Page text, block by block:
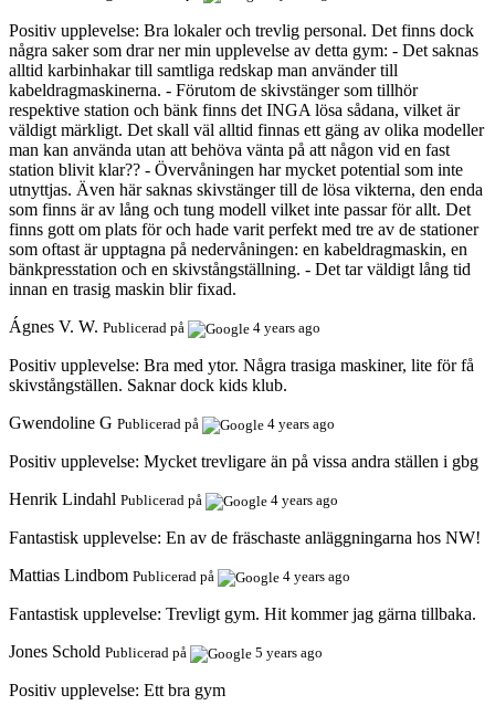
Positiv upplevelse: Bra lokaler och trevlig personal. Det finns dock
några saker som drar ner min upplevelse av detta gym: - Det saknas
alltid karbinhakar till samtliga redskap man använder till
kabeldragmaskinerna. - Förutom de skivstänger som tillhör
respektive station och bänk finns det INGA lösa sådana, vilket är
väldigt märkligt. Det skall väl alltid finnas ett gäng av olika modeller
man kan använda utan att behöva vänta på att någon vid en fast
station blivit klar?? - Övervåningen har mycket potential som inte
utnyttjas. Även här saknas skivstänger till de lösa vikterna, den enda
som finns är av lång och tung modell vilket inte passar för allt. Det
finns gott om plats för och hade varit perfekt med tre av de stationer
som oftast är upptagna på nedervåningen: en kabeldragmaskin, en
bänkpresstation och en skivstångställning. - Det tar väldigt lång tid
innan en trasig maskin blir fixad.
Ágnes V. W. Publicerad på 4 years ago
Positiv upplevelse: Bra med ytor. Några trasiga maskiner, lite för få
skivstångställen. Saknar dock kids klub.
Gwendoline G Publicerad på 4 years ago
Positiv upplevelse: Mycket trevligare än på vissa andra ställen i gbg
Henrik Lindahl Publicerad på 4 years ago
Fantastisk upplevelse: En av de fräschaste anläggningarna hos NW!
Mattias Lindbom Publicerad på 4 years ago
Fantastisk upplevelse: Trevligt gym. Hit kommer jag gärna tillbaka.
Jones Schold Publicerad på 5 years ago
Positiv upplevelse: Ett bra gym